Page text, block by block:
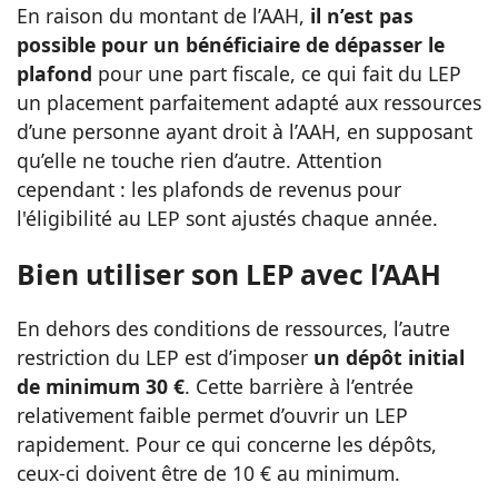
En raison du montant de l’AAH, il n’est pas
possible pour un bénéficiaire de dépasser le
plafond pour une part fiscale, ce qui fait du LEP
un placement parfaitement adapté aux ressources
d’une personne ayant droit à l’AAH, en supposant
qu’elle ne touche rien d’autre. Attention
cependant : les plafonds de revenus pour
l'éligibilité au LEP sont ajustés chaque année.
Bien utiliser son LEP avec l’AAH
En dehors des conditions de ressources, l’autre
restriction du LEP est d’imposer un dépôt initial
de minimum 30 €. Cette barrière à l’entrée
relativement faible permet d’ouvrir un LEP
rapidement. Pour ce qui concerne les dépôts,
ceux-ci doivent être de 10 € au minimum.